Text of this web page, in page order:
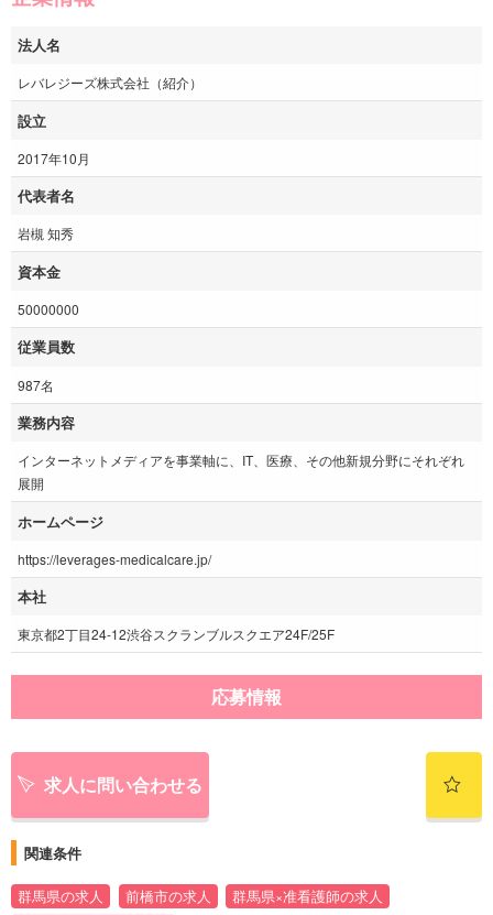
法人名
レバレジーズ株式会社（紹介）
設立
2017年10月
代表者名
岩槻 知秀
資本金
50000000
従業員数
987名
業務内容
インターネットメディアを事業軸に、IT、医療、その他新規分野にそれぞれ
展開
ホームページ
https://leverages-medicalcare.jp/
本社
東京都2丁目24-12渋谷スクランブルスクエア24F/25F
応募情報
求人に問い合わせる
関連条件
群馬県の求人 前橋市の求人
群馬県×准看護師の求人